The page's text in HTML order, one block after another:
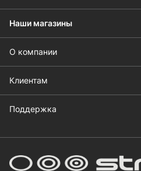
Наши магазины
О компании
Клиентам
Поддержка